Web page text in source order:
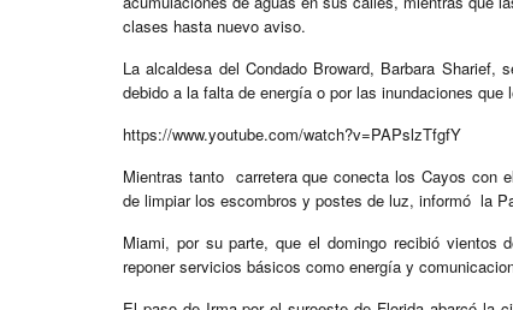
clases hasta nuevo aviso.
La alcaldesa del Condado Broward, Barbara
debido a la falta de energía o por las inundaciones
https://www.youtube.com/watch?v=PAPslzTfgfY
Mientras tanto carretera que conecta los Cayos con
de limpiar los escombros y postes de luz, informó la
Miami, por su parte, que el domingo recibió vientos
reponer servicios básicos como energía y